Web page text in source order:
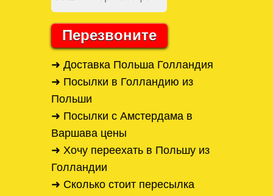
Перезвоните
➜ Доставка Польша Голландия
➜ Посылки в Голландию из
Польши
➜ Посылки с Амстердама в
Варшава цены
➜ Хочу переехать в Польшу из
Голландии
➜ Сколько стоит пересылка